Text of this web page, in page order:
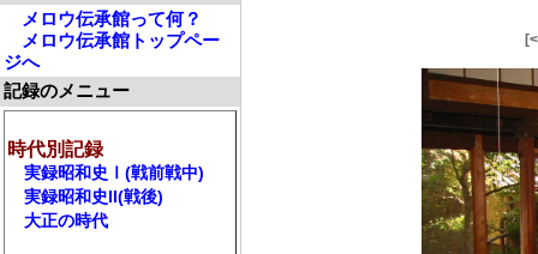
メロウ伝承館って何？
メロウ伝承館トップペー
ジへ
記録のメニュー
時代別記録
実録昭和史Ⅰ(戦前戦中)
実録昭和史II(戦後)
大正の時代